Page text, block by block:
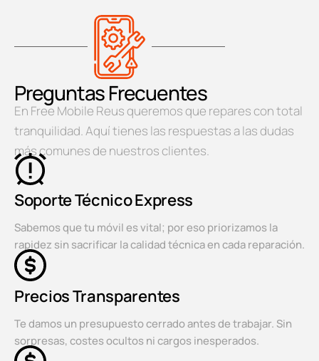
Preguntas Frecuentes
En Free Mobile Reus queremos que repares con total
tranquilidad. Aquí tienes las respuestas a las dudas
más comunes de nuestros clientes.
Soporte Técnico Express
Sabemos que tu móvil es vital; por eso priorizamos la
rapidez sin sacrificar la calidad técnica en cada reparación.
Precios Transparentes
Te damos un presupuesto cerrado antes de trabajar. Sin
sorpresas, costes ocultos ni cargos inesperados.